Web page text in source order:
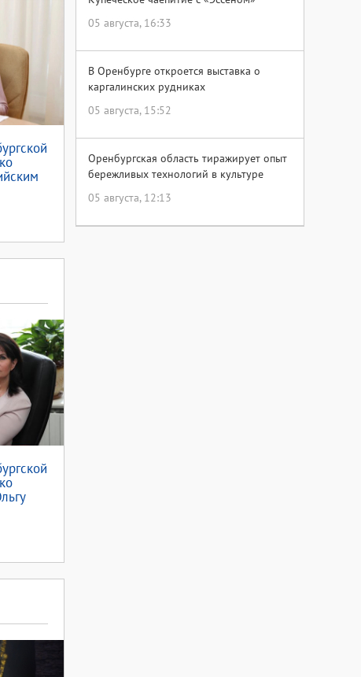
05 августа, 16:33
В Оренбурге откроется выставка о
каргалинских рудниках
05 августа, 15:52
Оренбургская область тиражирует опыт
бережливых технологий в культуре
05 августа, 12:13